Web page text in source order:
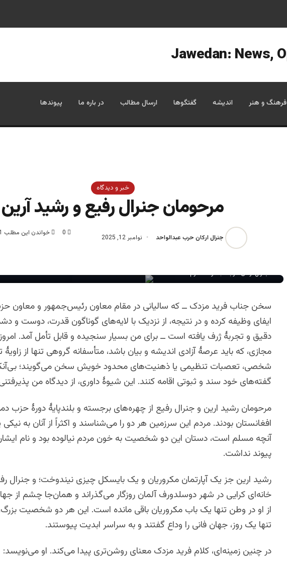
فرهنگ و هنر اندیشه گفتگوها ارسال مطالب در باره ما پیوندها
خبر و دیدگاه
مرحومان جنرال رفیع و رشید آرین
جنرال ارکان حرب عبدالواحد نوامبر 12, 2025
0 خواندن این مطلب 1 دقیقه زمان میبرد
جنرال ارکان حرب عبدالواحد خرم
سخن جناب فرید مزدک ــ که سالیانی در مقام معاون رئیس‌جمهور و معاون
ایفای وظیفه کرده و در نتیجه، از نزدیک با لایه‌های گوناگون قدرت، دوست و
دقیق و تجربهٔ ژرف یافته است ــ برای من بسیار سنجیده و قابل تأمل آمد.
مجازی، که باید عرصهٔ آزادی اندیشه و بیان باشد، متأسفانه گروهی تنها از
شخصی، تعصبات تنظیمی یا ذهنیت‌های محدود خویش سخن می‌گویند؛
گفته‌های خود سند و ثبوتی اقامه کنند. این شیوهٔ داوری، از دیدگاه من
مرحومان رشید ارین و جنرال رفیع از چهره‌های برجسته و بلندپایهٔ دورۀ حزب
افغانستان بودند. مردم این سرزمین هر دو را می‌شناسند و اکثراً از آنان به نیکی
آنچه مسلم است، دستان این دو شخصیت به خون مردم نیالوده بود و نام
پیوند نداشت.
رشید ارین جز یک آپارتمان مکروریان و یک بایسکل چیزی نیندوخت؛ و جنرال
خانه‌ای کرایی در شهر دوسلدورف آلمان روزگار می‌گذراند و همان‌جا چشم از
از او در وطن تنها یک باب مکروریان باقی مانده است. این هر دو شخصیت
تنها یک روز، جهان فانی را وداع گفتند و به سراسر ابدیت پیوستند.
در چنین زمینه‌ای، کلام فرید مزدک معنای روشن‌تری پیدا می‌کند. او می‌نویسد: